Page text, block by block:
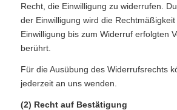
Recht, die Einwilligung zu widerrufen.
der Einwilligung wird die
Einwilligung bis zum Widerruf erfolgten
berührt.
Für die Ausübung des Widerrufsrechts
jederzeit an uns wenden.
(2) Recht auf Bestätigung